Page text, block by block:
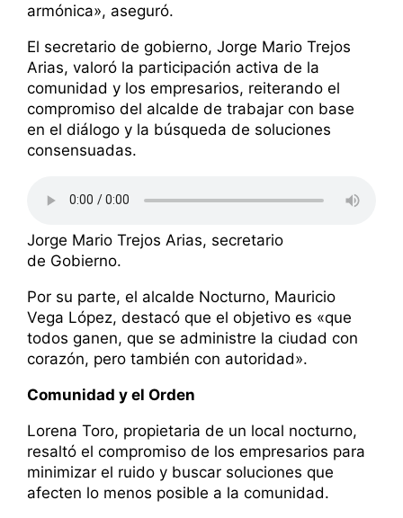
armónica», aseguró.
El secretario de gobierno, Jorge Mario Trejos
Arias, valoró la participación activa de la
comunidad y los empresarios, reiterando el
compromiso del alcalde de trabajar con base
en el diálogo y la búsqueda de soluciones
consensuadas.
Jorge Mario Trejos Arias, secretario
de Gobierno.
Por su parte, el alcalde Nocturno, Mauricio
Vega López, destacó que el objetivo es «que
todos ganen, que se administre la ciudad con
corazón, pero también con autoridad».
Comunidad y el Orden
Lorena Toro, propietaria de un local nocturno,
resaltó el compromiso de los empresarios para
minimizar el ruido y buscar soluciones que
afecten lo menos posible a la comunidad.